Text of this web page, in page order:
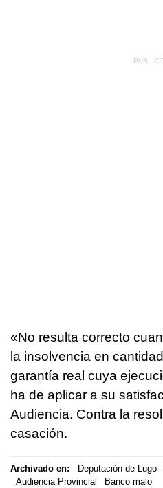
«No resulta correcto
la insolvencia en
garantía real cuya
ha de aplicar a su
Audiencia. Contra la
casación.
Archivado en: Deputación de Lugo
Audiencia Provincial
Banco malo